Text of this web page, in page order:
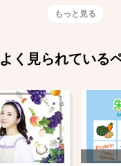
もっと見る
よく見られている